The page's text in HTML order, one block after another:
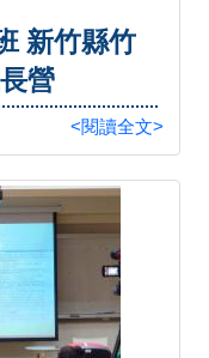
新竹縣竹
營
<閱讀全文>